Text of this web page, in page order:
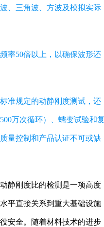
、三角波、方波及模拟实际
率50倍以上，以确保波形还
准规定的动静刚度测试，还
万次循环）、蠕变试验和
量控制和产品认证不可或缺
静刚度比的检测是一项高度
平直接关系到重大基础设施
安全。随着材料技术的进步